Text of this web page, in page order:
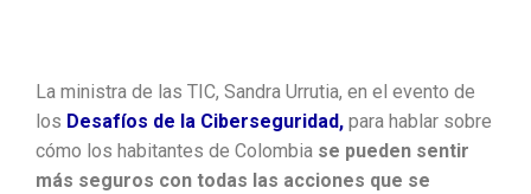
La ministra de las TIC, Sandra Urrutia, en el evento de
los Desafíos de la Ciberseguridad, para hablar sobre
cómo los habitantes de Colombia se pueden sentir
más seguros con todas las acciones que se